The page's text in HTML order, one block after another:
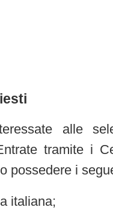
alle
tramite i
possedere i
italiana;